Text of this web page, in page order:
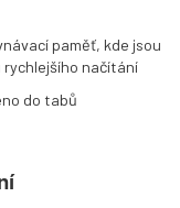
paměť, kde jsou
rychlejšího načítání
do tabů